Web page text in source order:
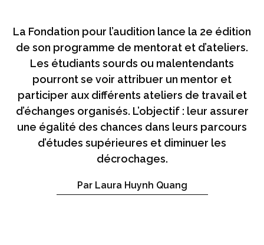
La Fondation pour l’audition lance la 2e édition
de son programme de mentorat et d’ateliers.
Les étudiants sourds ou malentendants
pourront se voir attribuer un mentor et
participer aux différents ateliers de travail et
d’échanges organisés. L’objectif : leur assurer
une égalité des chances dans leurs parcours
d’études supérieures et diminuer les
décrochages.
Par Laura Huynh Quang